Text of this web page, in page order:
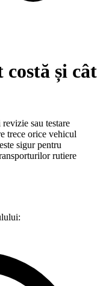
și cât
sau testare
trece orice vehicul
sigur pentru
rutiere